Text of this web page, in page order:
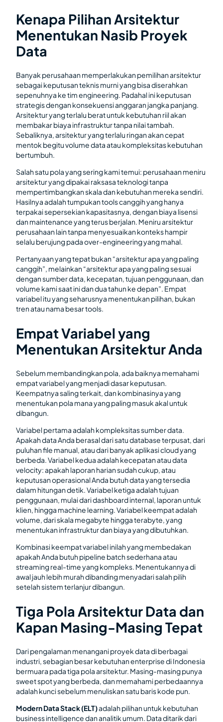
Kenapa Pilihan Arsitektur
Menentukan Nasib Proyek
Data
Banyak perusahaan memperlakukan pemilihan arsitektur
sebagai keputusan teknis murni yang bisa diserahkan
sepenuhnya ke tim engineering. Padahal ini keputusan
strategis dengan konsekuensi anggaran jangka panjang.
Arsitektur yang terlalu berat untuk kebutuhan riil akan
membakar biaya infrastruktur tanpa nilai tambah.
Sebaliknya, arsitektur yang terlalu ringan akan cepat
mentok begitu volume data atau kompleksitas kebutuhan
bertumbuh.
Salah satu pola yang sering kami temui: perusahaan meniru
arsitektur yang dipakai raksasa teknologi tanpa
mempertimbangkan skala dan kebutuhan mereka sendiri.
Hasilnya adalah tumpukan tools canggih yang hanya
terpakai sepersekian kapasitasnya, dengan biaya lisensi
dan maintenance yang terus berjalan. Meniru arsitektur
perusahaan lain tanpa menyesuaikan konteks hampir
selalu berujung pada over-engineering yang mahal.
Pertanyaan yang tepat bukan “arsitektur apa yang paling
canggih”, melainkan “arsitektur apa yang paling sesuai
dengan sumber data, kecepatan, tujuan penggunaan, dan
volume kami saat ini dan dua tahun ke depan”. Empat
variabel itu yang seharusnya menentukan pilihan, bukan
tren atau nama besar tools.
Empat Variabel yang
Menentukan Arsitektur Anda
Sebelum membandingkan pola, ada baiknya memahami
empat variabel yang menjadi dasar keputusan.
Keempatnya saling terkait, dan kombinasinya yang
menentukan pola mana yang paling masuk akal untuk
dibangun.
Variabel pertama adalah kompleksitas sumber data.
Apakah data Anda berasal dari satu database terpusat, dari
puluhan file manual, atau dari banyak aplikasi cloud yang
berbeda. Variabel kedua adalah kecepatan atau data
velocity: apakah laporan harian sudah cukup, atau
keputusan operasional Anda butuh data yang tersedia
dalam hitungan detik. Variabel ketiga adalah tujuan
penggunaan, mulai dari dashboard internal, laporan untuk
klien, hingga machine learning. Variabel keempat adalah
volume, dari skala megabyte hingga terabyte, yang
menentukan infrastruktur dan biaya yang dibutuhkan.
Kombinasi keempat variabel inilah yang membedakan
apakah Anda butuh pipeline batch sederhana atau
streaming real-time yang kompleks. Menentukannya di
awal jauh lebih murah dibanding menyadari salah pilih
setelah sistem terlanjur dibangun.
Tiga Pola Arsitektur Data dan
Kapan Masing-Masing Tepat
Dari pengalaman menangani proyek data di berbagai
industri, sebagian besar kebutuhan enterprise di Indonesia
bermuara pada tiga pola arsitektur. Masing-masing punya
sweet spot yang berbeda, dan memahami perbedaannya
adalah kunci sebelum menuliskan satu baris kode pun.
Modern Data Stack (ELT)adalah pilihan untuk kebutuhan
business intelligence dan analitik umum. Data ditarik dari